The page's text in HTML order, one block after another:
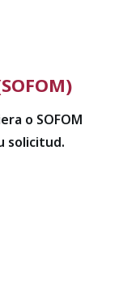
o SOFOM
solicitud.